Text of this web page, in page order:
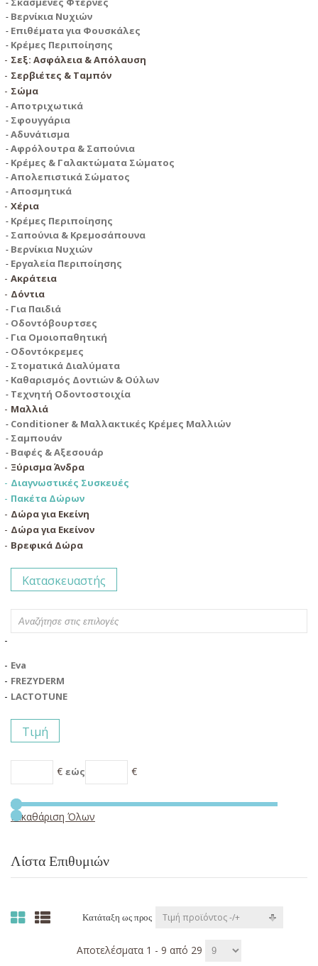
Βερνίκια Νυχιών
Επιθέματα για Φουσκάλες
Κρέμες Περιποίησης
Σεξ: Ασφάλεια & Απόλαυση
Σερβιέτες & Ταμπόν
Σώμα
Αποτριχωτικά
Σφουγγάρια
Αδυνάτισμα
Αφρόλουτρα & Σαπούνια
Κρέμες & Γαλακτώματα Σώματος
Απολεπιστικά Σώματος
Αποσμητικά
Χέρια
Κρέμες Περιποίησης
Σαπούνια & Κρεμοσάπουνα
Βερνίκια Νυχιών
Εργαλεία Περιποίησης
Ακράτεια
Δόντια
Για Παιδιά
Οδοντόβουρτσες
Για Ομοιοπαθητική
Οδοντόκρεμες
Στοματικά Διαλύματα
Καθαρισμός Δοντιών & Ούλων
Τεχνητή Οδοντοστοιχία
Μαλλιά
Conditioner & Μαλλακτικές Κρέμες Μαλλιών
Σαμπουάν
Βαφές & Αξεσουάρ
Ξύρισμα Άνδρα
Διαγνωστικές Συσκευές
Πακέτα Δώρων
Δώρα για Εκείνη
Δώρα για Εκείνον
Βρεφικά Δώρα
Κατασκευαστής
Eva
FREZYDERM
LACTOTUNE
Τιμή
€ εώς €
Εκκαθάριση Όλων
Λίστα Επιθυμιών
Κατάταξη ως προς Τιμή προϊόντος -/+
Αποτελέσματα 1 - 9 από 29